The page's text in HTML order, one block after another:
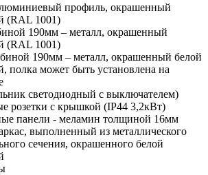
профиль, окрашенный
(RAL 1001)
190мм – металл, окрашенный
(RAL 1001)
190мм – металл, окрашенный белой
полка может быть установлена на
светодиодный с выключателем)
розетки с крышкой (IP44 3,2кВт)
панели - меламин толщиной 16мм
выполненный из металлического
сечения, окрашенного белой